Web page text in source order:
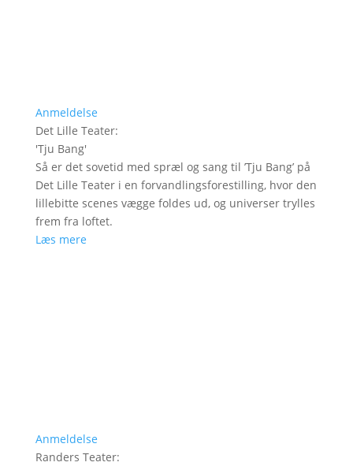
Anmeldelse
Det Lille Teater:
'Tju Bang'
Så er det sovetid med spræl og sang til ’Tju Bang’ på
Det Lille Teater i en forvandlingsforestilling, hvor den
lillebitte scenes vægge foldes ud, og universer trylles
frem fra loftet.
Læs mere
Anmeldelse
Randers Teater: